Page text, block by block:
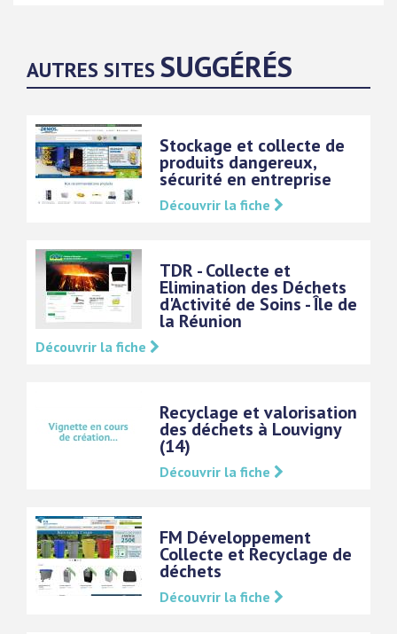
AUTRES SITES SUGGÉRÉS
Stockage et collecte de
produits dangereux,
sécurité en entreprise
Découvrir la fiche
TDR - Collecte et
Elimination des Déchets
d'Activité de Soins - Île de
la Réunion
Découvrir la fiche
Recyclage et valorisation
des déchets à Louvigny
(14)
Découvrir la fiche
FM Développement
Collecte et Recyclage de
déchets
Découvrir la fiche